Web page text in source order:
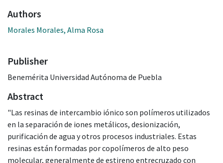
Authors
Morales Morales, Alma Rosa
Publisher
Benemérita Universidad Autónoma de Puebla
Abstract
"Las resinas de intercambio iónico son polímeros utilizados
en la separación de iones metálicos, desionización,
purificación de agua y otros procesos industriales. Estas
resinas están formadas por copolímeros de alto peso
molecular, generalmente de estireno entrecruzado con